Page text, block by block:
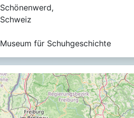
Schönenwerd,
Schweiz
Museum für Schuhgeschichte